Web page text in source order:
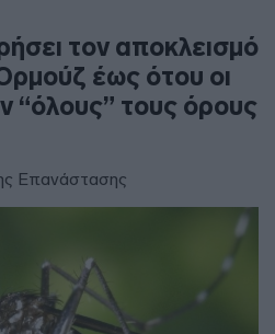
τον αποκλεισμό
έως ότου οι
τους όρους
Επανάστασης